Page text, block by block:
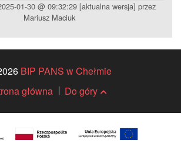
01-30 @ 09:32:29 [aktualna wersja] przez
Mariusz Maciuk
BIP PANS w Chełmie
główna
Do góry